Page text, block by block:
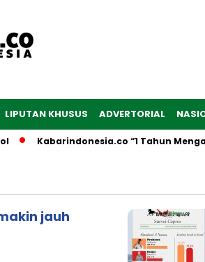
LIPUTAN KHUSUS ADVERTORIAL
Kabarindonesia.co “1 Tahun
jauh